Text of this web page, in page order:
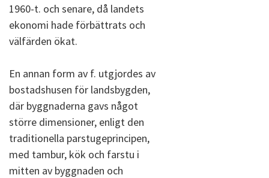
1960-t. och senare, då landets
ekonomi hade förbättrats och
välfärden ökat.
En annan form av f. utgjordes av
bostadshusen för landsbygden,
där byggnaderna gavs något
större dimensioner, enligt den
traditionella parstugeprincipen,
med tambur, kök och farstu i
mitten av byggnaden och